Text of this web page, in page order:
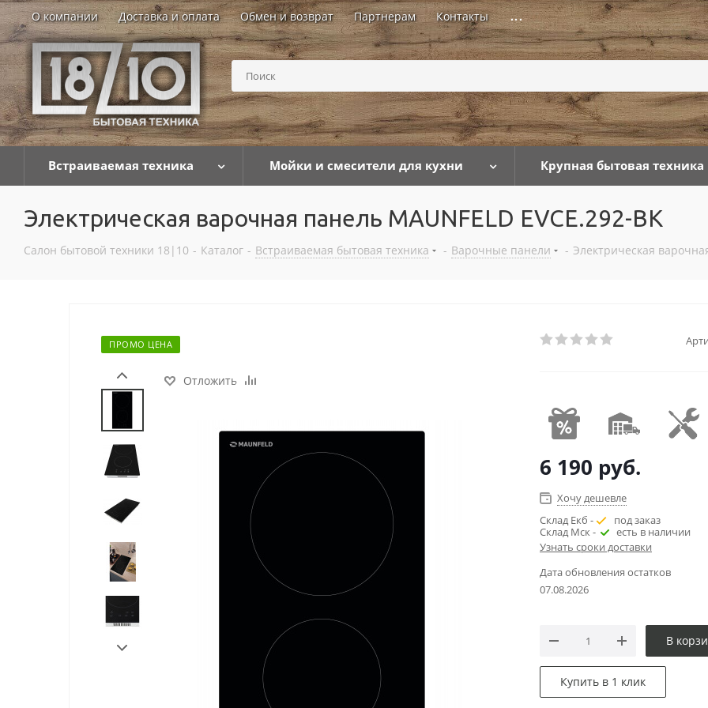
О компании Доставка и оплата Обмен и возврат Партнерам Контакты ...
Встраиваемая техника Мойки и смесители для кухни Крупная бытовая техника
Электрическая варочная панель MAUNFELD EVCE.292-BK
Салон бытовой техники 18|10 - Каталог - Встраиваемая бытовая техника - Варочные панели - Электрическая
ПРОМО ЦЕНА
Отложить
6 190 руб.
Хочу дешевле
Склад Екб -
под заказ
Склад Мск -
есть в наличии
Узнать сроки доставки
Дата обновления остатков
07.08.2026
В
Купить в 1 клик